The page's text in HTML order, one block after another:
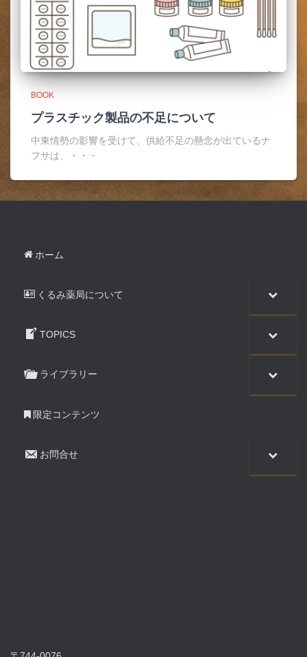
BOOK
プラスチック製品の不足について
中東情勢の影響を受けて、供給不足の懸念が出ているナ
フサは、・・・
ホーム
くるみ薬局について
TOPICS
ライブラリー
限定コンテンツ
お問合せ